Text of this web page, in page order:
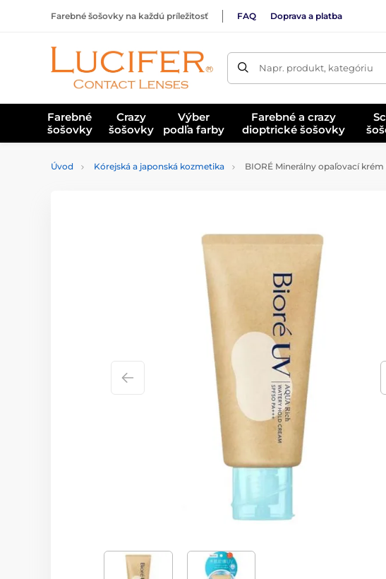
Farebné šošovky na každú príležitosť FAQ Doprava a platba
Napr. produkt, kategóriu
Farebné
šošovky
Crazy
šošovky
Výber
podľa farby
Farebné a crazy
dioptrické šošovky
Úvod Kórejská a japonská kozmetika BIORÉ Minerálny opaľovací